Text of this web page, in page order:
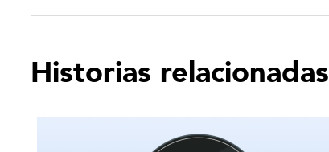
Historias relacionadas